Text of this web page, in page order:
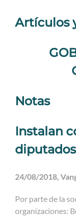
Artículos
Notas
Instalan
24/08/2018,
Por parte de la
organizaciones: